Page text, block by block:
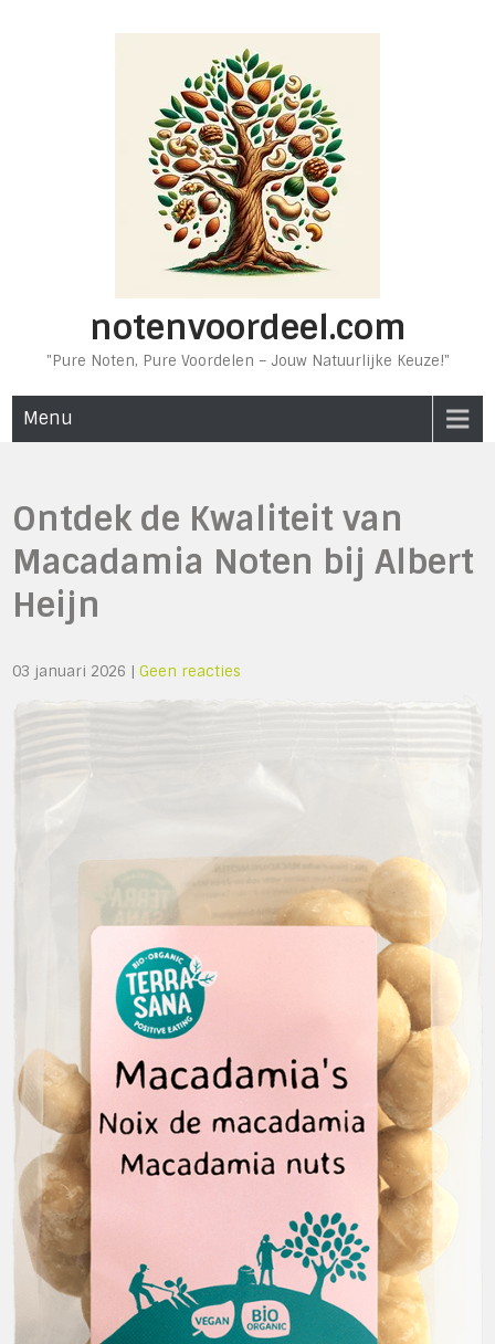
notenvoordeel.com
"Pure Noten, Pure Voordelen – Jouw Natuurlijke Keuze!"
Menu
Ontdek de Kwaliteit van
Macadamia Noten bij Albert
Heijn
03 januari 2026 |Geen reacties